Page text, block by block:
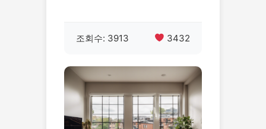
조회수: 3913 3432